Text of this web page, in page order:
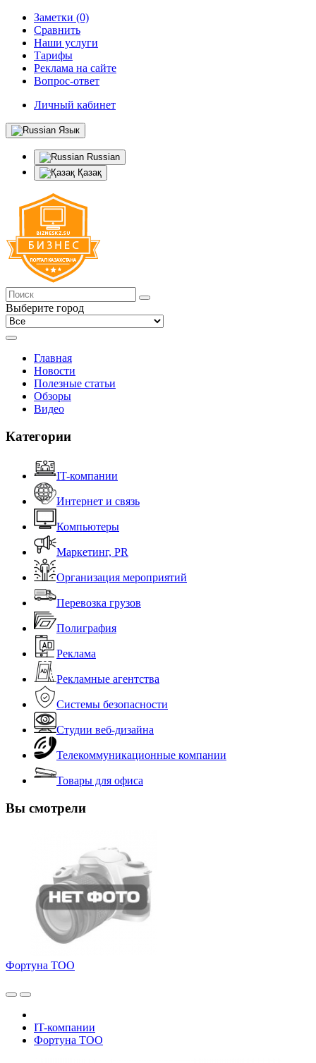
Заметки (0)
Сравнить
Наши услуги
Тарифы
Реклама на сайте
Вопрос-ответ
Личный кабинет
Язык
Russian
Қазақ
Выберите город
Главная
Новости
Полезные статьи
Обзоры
Видео
Категории
IT-компании
Интернет и связь
Компьютеры
Маркетинг, PR
Организация мероприятий
Перевозка грузов
Полиграфия
Реклама
Рекламные агентства
Системы безопасности
Студии веб-дизайна
Телекоммуникационные компании
Товары для офиса
Вы смотрели
Фортуна ТОО
IT-компании
Фортуна ТОО